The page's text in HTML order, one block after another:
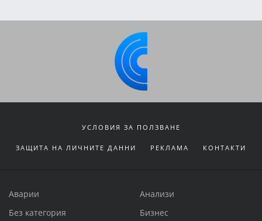
УСЛОВИЯ ЗА ПОЛЗВАНЕ
ЗАЩИТА НА ЛИЧНИТЕ ДАННИ РЕКЛАМА КОНТАКТИ
Аварии
Анализи
Без категория
Бизнес